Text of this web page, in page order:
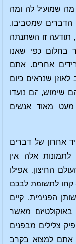
שמועיל לה ומה
הדברים שמסביבו.
זו השתנתה
בחלום כפי שאנו
אחרים. אתם
שנראים כיום
שימוש, הם נועדו
מעט מאוד אנשים
אחרון של דברים
אלה אין
החיצון. אפילו
קחו לתשומת לבכם
הפנימית. קיים
מאשר
צלילים מבפנים
אתם למצוא בקרב